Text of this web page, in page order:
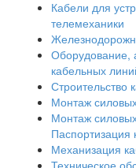
Кабели для
телемеханики
Оборудование,
кабельных
Строительство
Монтаж
Монтаж
Паспортизация
Механизация
Техническое